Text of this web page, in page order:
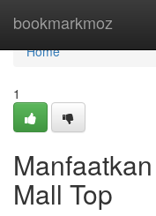
bookmarkmoz
Home
Home
1
Mall Top